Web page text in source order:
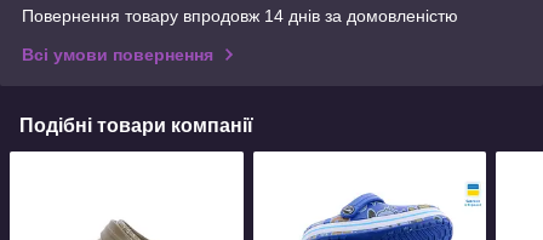
Повернення товару впродовж 14 днів за домовленістю
Всі умови повернення
Подібні товари компанії